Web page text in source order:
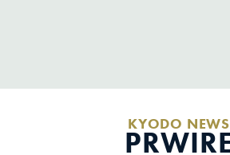
KYODO NEWS